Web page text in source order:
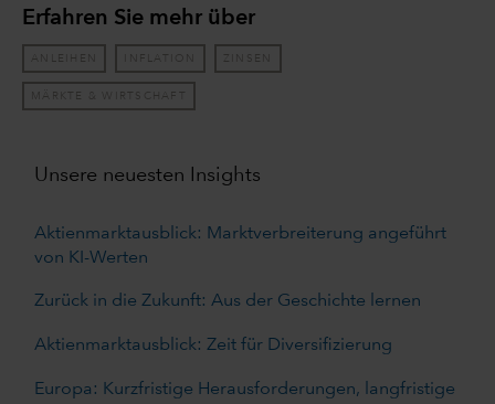
Erfahren Sie mehr über
ANLEIHEN INFLATION ZINSEN
MÄRKTE & WIRTSCHAFT
Unsere neuesten Insights
Aktienmarktausblick: Marktverbreiterung angeführt
von KI-Werten
Zurück in die Zukunft: Aus der Geschichte lernen
Aktienmarktausblick: Zeit für Diversifizierung
Europa: Kurzfristige Herausforderungen, langfristige